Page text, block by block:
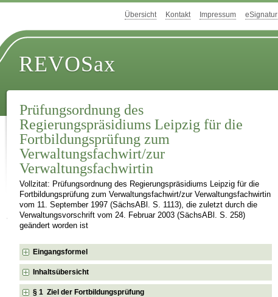
Übersicht Kontakt Impressum eSignatur
REVOSax
Prüfungsordnung des
Regierungspräsidiums Leipzig für die
Fortbildungsprüfung zum
Verwaltungsfachwirt/zur
Verwaltungsfachwirtin
Vollzitat: Prüfungsordnung des Regierungspräsidiums Leipzig für die
Fortbildungsprüfung zum Verwaltungsfachwirt/zur Verwaltungsfachwirtin
vom 11. September 1997 (SächsABl. S. 1113), die zuletzt durch die
Verwaltungsvorschrift vom 24. Februar 2003 (SächsABl. S. 258)
geändert worden ist
Eingangsformel
Inhaltsübersicht
§ 1 Ziel der Fortbildungsprüfung